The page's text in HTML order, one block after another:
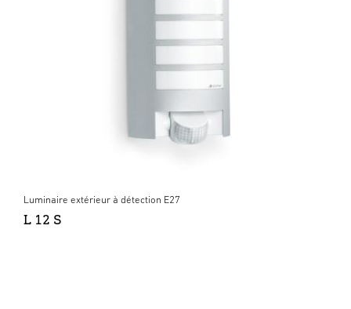
Luminaire extérieur à détection E27
L 12 S